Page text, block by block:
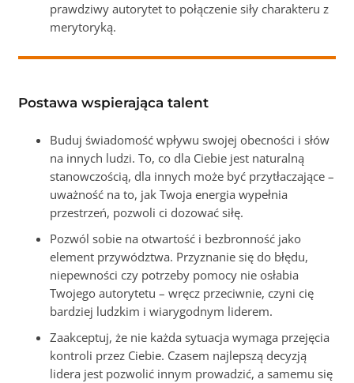
prawdziwy autorytet to połączenie siły charakteru z
merytoryką.
Postawa wspierająca talent
Buduj świadomość wpływu swojej obecności i słów
na innych ludzi. To, co dla Ciebie jest naturalną
stanowczością, dla innych może być przytłaczające –
uważność na to, jak Twoja energia wypełnia
przestrzeń, pozwoli ci dozować siłę.
Pozwól sobie na otwartość i bezbronność jako
element przywództwa. Przyznanie się do błędu,
niepewności czy potrzeby pomocy nie osłabia
Twojego autorytetu – wręcz przeciwnie, czyni cię
bardziej ludzkim i wiarygodnym liderem.
Zaakceptuj, że nie każda sytuacja wymaga przejęcia
kontroli przez Ciebie. Czasem najlepszą decyzją
lidera jest pozwolić innym prowadzić, a samemu się